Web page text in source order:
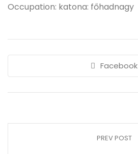
Occupation: katona: főhadnagy
Facebook
PREV POST